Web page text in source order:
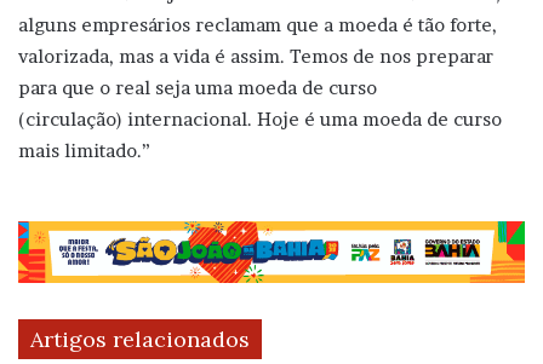
alguns empresários reclamam que a moeda é tão forte,
valorizada, mas a vida é assim. Temos de nos preparar
para que o real seja uma moeda de curso
(circulação) internacional. Hoje é uma moeda de curso
mais limitado.”
Artigos relacionados